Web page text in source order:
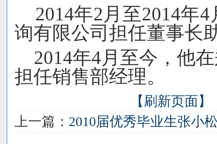
2014年2 月至2014年4
询有限公司担任董事长
2014年4月至今，他
担任销售部经理。
【刷新页面】
上一篇： 2010届优秀毕业生张小